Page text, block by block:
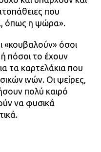
που
όπως η ψώρα».
«κουβαλούν» όσοι
πόσοι το έχουν
τα καρτελάκια που
ινών. Οι ψείρες,
πολύ καιρό
να φυσικά